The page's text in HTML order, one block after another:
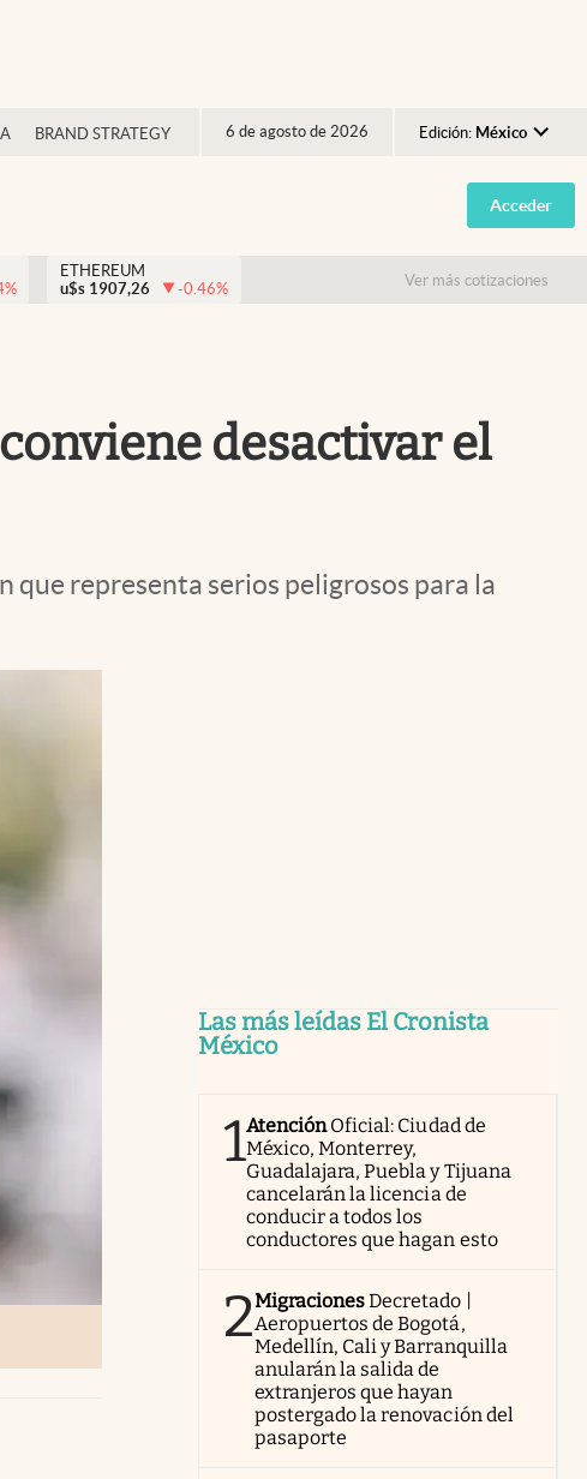
BRAND STRATEGY 6 de agosto de 2026 Edición: México
Argentina
España
USA
Acceder
%
ETHEREUM
u$s 1907,26 -0.46% Ver más cotizaciones
desactivar el
que representa serios peligrosos para la
Las más leídas El Cronista
México
1AtenciónOficial: Ciudad de
México, Monterrey,
Guadalajara, Puebla y Tijuana
cancelarán la licencia de
conducir a todos los
conductores que hagan esto
2MigracionesDecretado |
Aeropuertos de Bogotá,
Medellín, Cali y Barranquilla
anularán la salida de
extranjeros que hayan
postergado la renovación del
pasaporte